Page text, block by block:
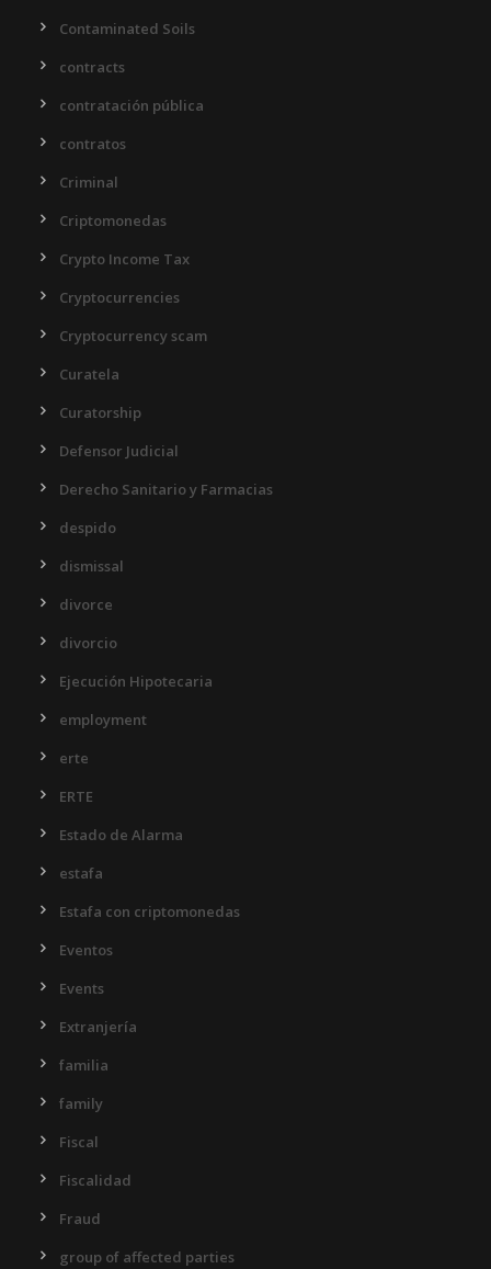
Contaminated Soils
contracts
contratación pública
contratos
Criminal
Criptomonedas
Crypto Income Tax
Cryptocurrencies
Cryptocurrency scam
Curatela
Curatorship
Defensor Judicial
Derecho Sanitario y Farmacias
despido
dismissal
divorce
divorcio
Ejecución Hipotecaria
employment
erte
ERTE
Estado de Alarma
estafa
Estafa con criptomonedas
Eventos
Events
Extranjería
familia
family
Fiscal
Fiscalidad
Fraud
group of affected parties